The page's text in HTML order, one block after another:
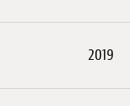
2019